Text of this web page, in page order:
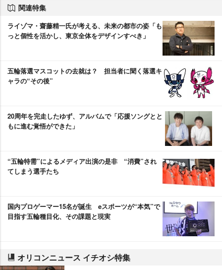
関連特集
ライゾマ・齋藤精一氏が考える、未来の都市の姿「も
っと個性を活かし、東京全体をデザインすべき」
五輪落選マスコットの去就は？ 担当者に聞く落選キ
ャラの“その後”
20周年を完走したゆず、アルバムで「応援ソングとと
もに進む覚悟ができた」
“五輪特需”によるメディア出演の是非 “消費”され
てしまう選手たち
国内プロゲーマー15名が誕生 eスポーツが“本気”で
目指す五輪種目化、その課題と現実
オリコンニュース イチオシ特集